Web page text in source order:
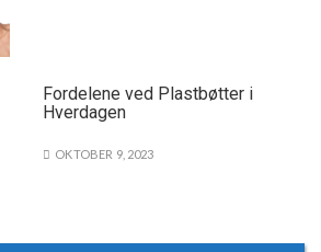
Fordelene ved Plastbøtter i
Hverdagen
OKTOBER 9, 2023